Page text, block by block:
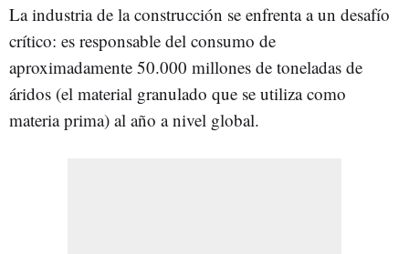
La industria de la construcción se enfrenta a un desafío
crítico: es responsable del consumo de
aproximadamente 50.000 millones de toneladas de
áridos (el material granulado que se utiliza como
materia prima) al año a nivel global.